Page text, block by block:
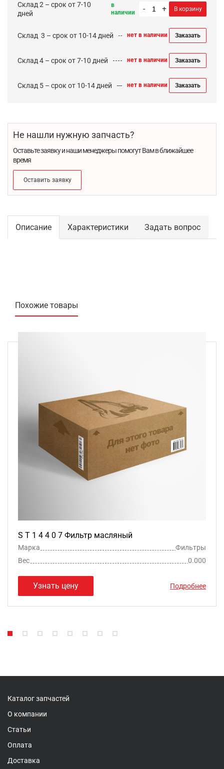
Склад 2 – срок от 7-10
дней
в
наличии
- + В корзину
Cклад 3 – срок от 10-14 дней нет в наличии Заказать
Склад 4 – срок от 7-10 дней нет в наличии Заказать
Склад 5 – срок от 10-14 дней нет в наличии Заказать
Не нашли нужную запчасть?
Оставьте заявку и наши менеджеры помогут Вам в ближайшее
время
Оставить заявку
Описание Характеристики Задать вопрос
Похожие товары
S T 1 4 4 0 7 Фильтр масляный
Марка
Фильтры
Вес
0.000
Узнать цену Подробнее
Каталог запчастей
О компании
Статьи
Оплата
Доставка